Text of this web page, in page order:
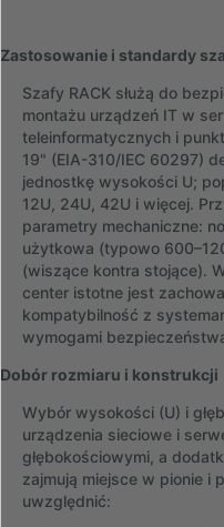
Zastosowanie i standardy
Szafy RACK służą do
montażu urządzeń IT w
teleinformatycznych i
19" (EIA-310/IEC 60297)
jednostkę wysokości U;
12U, 24U, 42U i więcej.
parametry mechaniczne:
użytkowa (typowo
(wiszące kontra stojące).
center istotne jest
kompatybilność z
wymogami
Dobór rozmiaru i konstrukcji
Wybór wysokości (U) i
urządzenia sieciowe i
głębokościowymi, a
zajmują miejsce w pionie i
uwzględnić: